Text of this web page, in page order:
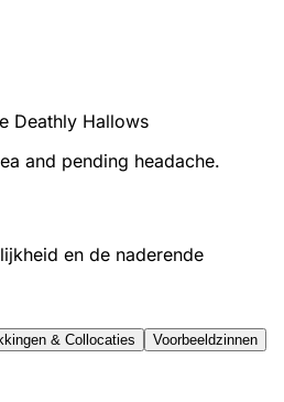
Deathly Hallows
and pending headache.
en de naderende
& Collocaties
Voorbeeldzinnen